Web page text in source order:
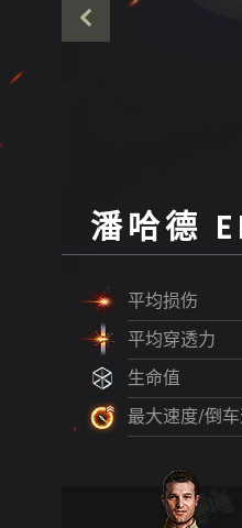
潘哈德
平均损伤
平均穿透力
生命值
最大速度/倒